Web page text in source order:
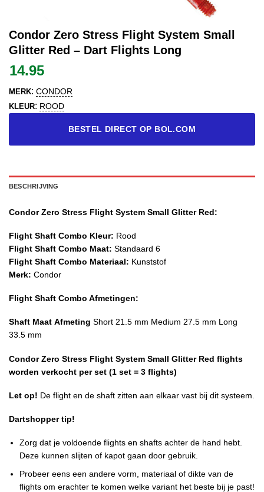
Condor Zero Stress Flight System Small
Glitter Red – Dart Flights Long
14.95
MERK: CONDOR
KLEUR: ROOD
BESTEL DIRECT OP BOL.COM
BESCHRIJVING
Condor Zero Stress Flight System Small Glitter Red:
Flight Shaft Combo Kleur: Rood
Flight Shaft Combo Maat: Standaard 6
Flight Shaft Combo Materiaal: Kunststof
Merk: Condor
Flight Shaft Combo Afmetingen:
Shaft Maat Afmeting Short 21.5 mm Medium 27.5 mm Long
33.5 mm
Condor Zero Stress Flight System Small Glitter Red flights
worden verkocht per set (1 set = 3 flights)
Let op! De flight en de shaft zitten aan elkaar vast bij dit systeem.
Dartshopper tip!
Zorg dat je voldoende flights en shafts achter de hand hebt.
Deze kunnen slijten of kapot gaan door gebruik.
Probeer eens een andere vorm, materiaal of dikte van de
flights om erachter te komen welke variant het beste bij je past!